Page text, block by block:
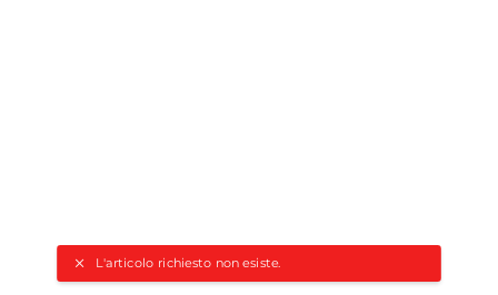
L'articolo richiesto non esiste.